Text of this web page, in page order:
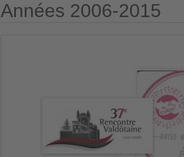
Années 2006-2015